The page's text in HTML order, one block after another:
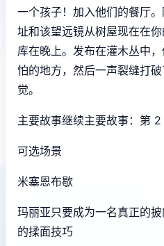
一个孩子！加入他们的餐厅
址和该望远镜从树屋现在在
库在晚上。发布在灌木丛中
怕的地方，然后一声裂缝打
觉。
主要故事继续主要故事：第 2
可选场景
米塞恩布歇
玛丽亚只要成为一名真正的
的揉面技巧